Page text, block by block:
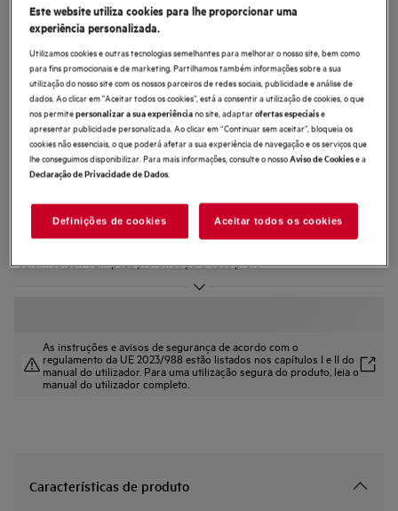
Máquina de lavar loiça de 60 cm de
encastrar Série 6000 SmartSelect
para 14 talheres
0 (0)
Ficha de informação do produto
Benefícios
Série 6000: limpeza poderosa
SatelliteClean®: Limpeza profunda para cada prato
As instruções e avisos de segurança de acordo com o
regulamento da UE 2023/988 estão listados nos capítulos I e II do
manual do utilizador. Para uma utilização segura do produto, leia o
manual do utilizador completo.
Características de produto
Este website utiliza cookies para lhe proporcionar uma
experiência personalizada.
Utilizamos cookies e outras tecnologias semelhantes para melhorar o nosso site, bem como
para fins promocionais e de marketing. Partilhamos também informações sobre a sua
utilização do nosso site com os nossos parceiros de redes sociais, publicidade e análise de
dados. Ao clicar em "Aceitar todos os cookies”, está a consentir a utilização de cookies, o que
nos permitepersonalizar a sua experiênciano site, adaptarofertas especiaise
apresentar publicidade personalizada. Ao clicar em “Continuar sem aceitar”, bloqueia os
cookies não essenciais, o que poderá afetar a sua experiência de navegação e os serviços que
lhe conseguimos disponibilizar. Para mais informações, consulte o nossoAviso de Cookiese a
Declaração de Privacidade de Dados
Definições de cookies Aceitar todos os cookies